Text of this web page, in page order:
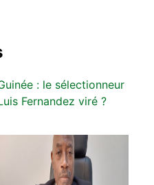
: le sélectionneur
Fernandez viré ?